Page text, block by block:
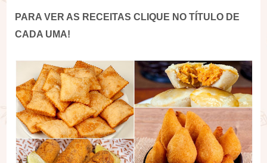
PARA VER AS RECEITAS CLIQUE NO TÍTULO DE
CADA UMA!